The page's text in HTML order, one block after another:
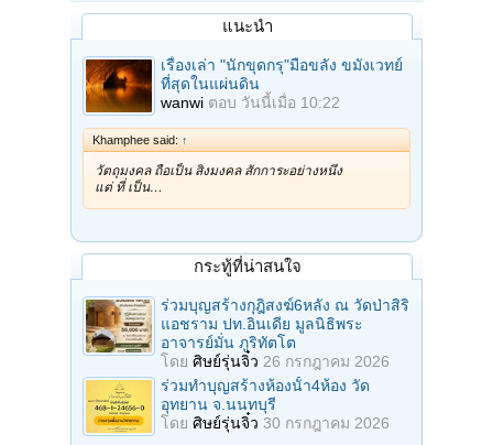
แนะนำ
เรื่องเล่า "นักขุดกรุ"มือขลัง ขมังเวทย์
ที่สุดในแผ่นดิน
wanwi ตอบ วันนี้เมื่อ 10:22
Khamphee said: ↑
วัตถุมงคล ถือเป็น สิ่งมงคล สักการะอย่างหนึ่ง
แต่ ที่ เป็น…
กระทู้ที่น่าสนใจ
ร่วมบุญสร้างกุฎิสงฆ์6หลัง ณ วัดป่าสิริ
แอชราม ปท.อินเดีย มูลนิธิพระ
อาจารย์มั่น ภูริทัตโต
โดย ศิษย์รุ่นจิ๋ว 26 กรกฎาคม 2026
ร่วมทําบุญสร้างห้องนั้า4ห้อง วัด
อุทยาน จ.นนทบุรี
โดย ศิษย์รุ่นจิ๋ว 30 กรกฎาคม 2026